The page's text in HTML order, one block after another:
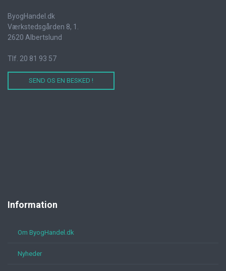
ByogHandel.dk
Værkstedsgården 8, 1.
2620 Albertslund
Tlf. 20 81 93 57
SEND OS EN BESKED !
Information
Om ByogHandel.dk
Nyheder